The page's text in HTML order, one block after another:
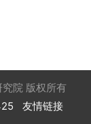
院 版权所有
友情链接